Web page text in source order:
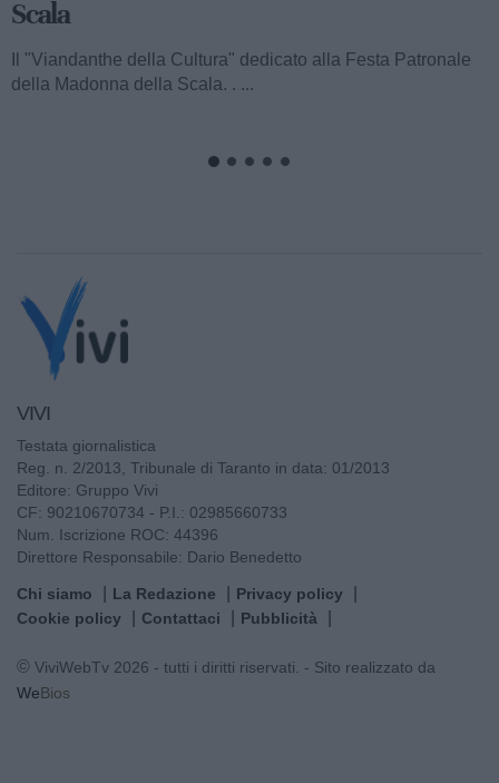
Ecco a voi il terzo speciale del "Viandanthe della Cultura"
dedicato alla Madonna della Scala. Vi porteremo alla
scoperta della "Chiesa...
VIVI
Testata giornalistica
Reg. n. 2/2013, Tribunale di Taranto in data: 01/2013
Editore: Gruppo Vivi
CF: 90210670734 - P.I.: 02985660733
Num. Iscrizione ROC: 44396
Direttore Responsabile: Dario Benedetto
Chi siamo La Redazione
Privacy policy
Cookie policy
Contattaci Pubblicità
© ViviWebTv 2026 - tutti i diritti riservati. - Sito realizzato da
WeBios